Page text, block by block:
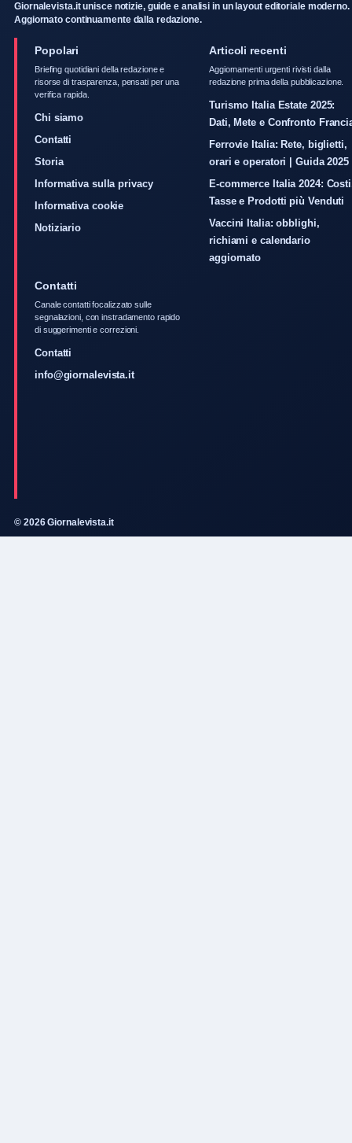
Giornalevista.it unisce notizie, guide e analisi in un layout editoriale moderno.
Aggiornato continuamente dalla redazione.
Popolari
Briefing quotidiani della redazione e
risorse di trasparenza, pensati per una
verifica rapida.
Chi siamo
Contatti
Storia
Informativa sulla privacy
Informativa cookie
Notiziario
Articoli recenti
Aggiornamenti urgenti rivisti dalla
redazione prima della pubblicazione.
Turismo Italia Estate 2025:
Dati, Mete e Confronto
Ferrovie Italia: Rete, biglietti,
orari e operatori | Guida 2025
E-commerce Italia 2024:
Tasse e Prodotti più Venduti
Vaccini Italia: obblighi,
richiami e calendario
aggiornato
Contatti
Canale contatti focalizzato sulle
segnalazioni, con instradamento rapido
di suggerimenti e correzioni.
Contatti
info@giornalevista.it
© 2026 Giornalevista.it